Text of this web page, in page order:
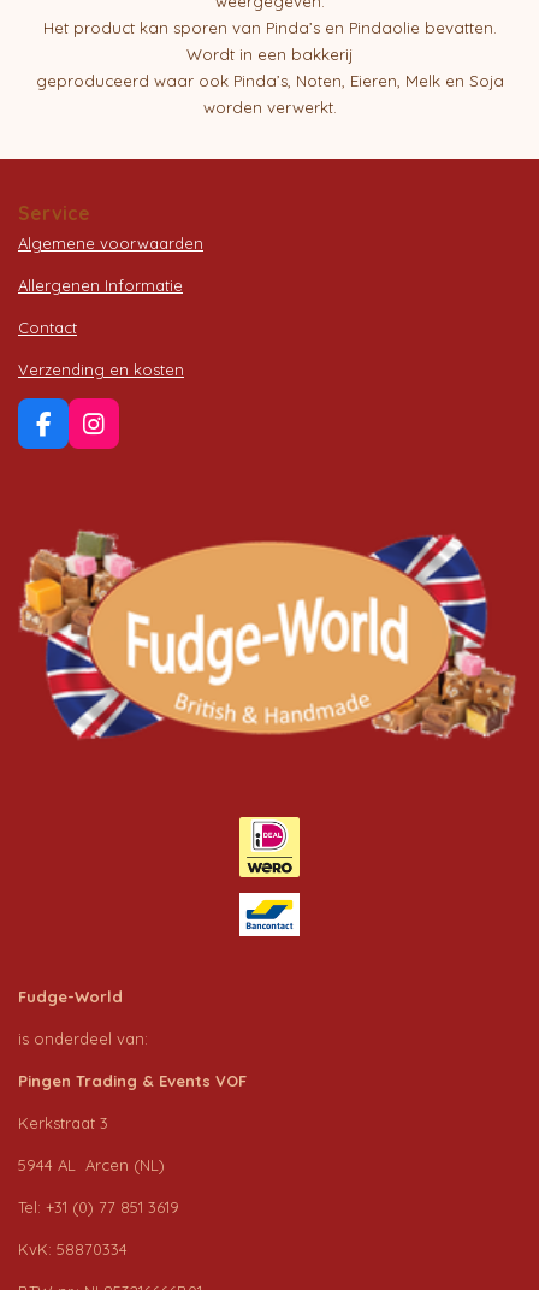
Het product kan sporen van Pinda’s en Pindaolie bevatten.
Wordt in een bakkerij
geproduceerd waar ook Pinda’s, Noten, Eieren, Melk en Soja
worden verwerkt.
Service
Algemene voorwaarden
Allergenen Informatie
Contact
Verzending en kosten
F
a
o
o
k
I
n
g
r
a
m
Fudge-World
is onderdeel van:
Pingen Trading & Events VOF
Kerkstraat 3
5944 AL Arcen (NL)
Tel: +31 (0) 77 851 3619
KvK: 58870334